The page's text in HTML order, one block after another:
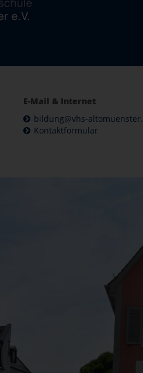
E-Mail & Internet
bildung@vhs-
Kontaktformular